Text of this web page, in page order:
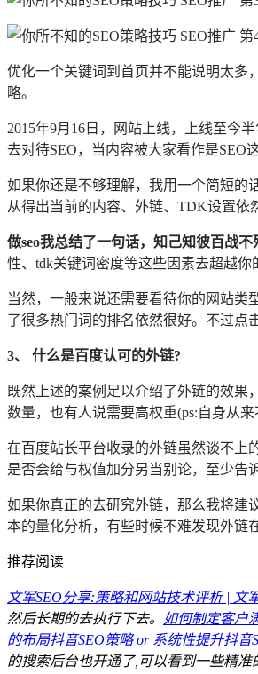
优化一个关键词到首页并不能说明太多
略。
2015年9月16日，网站上线，上线至今
去对待SEO，当内容被大家看作是SEO
如果你还是不够理解，我用一个简短的
从得出当前的内容、外链、TDK设置依
做seo我总结了一句话，知己知彼百战不
性、tdk关键词密度等这些因素去超越你
当然，一般来说还需要看待你的网站类
了很多热门词的排名依然很好。不过点
3、 什么是百度认可的外链?
既然上述的案例足以介绍了外链的效果
数量，也有人说需要高权重(ps:自身从
在百度站长平台收录的外链虽然谈不上
是否会给与权值加分另当别论，至少告
如果你真正的去研究外链，那么我将建
本的量化分析，有些时候不难发现外链
推荐阅读
文军SEO分享:策略和网站技术评析 | 文
然后长期的去执行下去。
如何制定客户
的布局抖音SEO策略 or 系统性提升抖音
的搜索后台也开通了,可以看到一些精